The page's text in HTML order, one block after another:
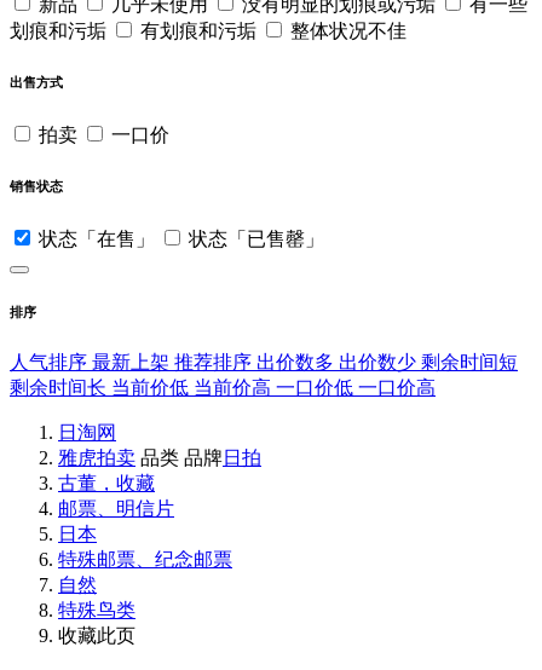
划痕和污垢
有划痕和污垢 整体状况不佳
出售方式
拍卖 一口价
销售状态
状态「在售」 状态「已售罄」
排序
人气排序 最新上架 推荐排序 出价数多 出价数少 剩余时间短
剩余时间长 当前价低 当前价高 一口价低 一口价高
日淘网
雅虎拍卖 品类 品牌日拍
古董，收藏
邮票、明信片
日本
特殊邮票、纪念邮票
自然
特殊鸟类
收藏此页